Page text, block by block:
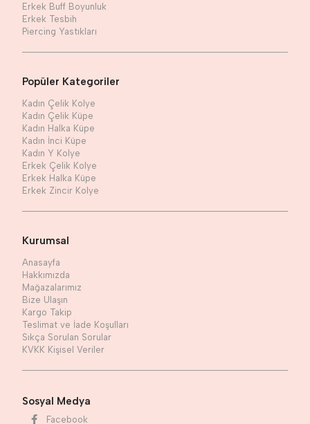
Erkek Buff Boyunluk
Erkek Tesbih
Piercing Yastıkları
Popüler Kategoriler
Kadın Çelik Kolye
Kadın Çelik Küpe
Kadın Halka Küpe
Kadın İnci Küpe
Kadın Y Kolye
Erkek Çelik Kolye
Erkek Halka Küpe
Erkek Zincir Kolye
Kurumsal
Anasayfa
Hakkımızda
Mağazalarımız
Bize Ulaşın
Kargo Takip
Teslimat ve İade Koşulları
Sıkça Sorulan Sorular
KVKK Kişisel Veriler
Sosyal Medya
Facebook